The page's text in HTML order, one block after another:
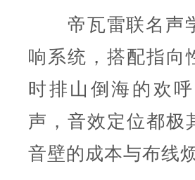
帝瓦雷联名声学
响系统，搭配指向
时排山倒海的欢
声，音效定位都极
音壁的成本与布线